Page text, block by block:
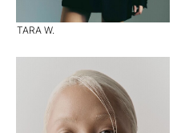
TARA W.